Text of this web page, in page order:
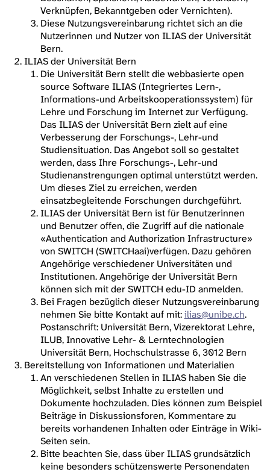
Verknüpfen, Bekanntgeben oder Vernichten).
Diese Nutzungsvereinbarung richtet sich an die
Nutzerinnen und Nutzer von ILIAS der Universität
Bern.
ILIAS der Universität Bern
Die Universität Bern stellt die webbasierte open
source Software ILIAS (Integriertes Lern-,
Informations-und Arbeitskooperationssystem) für
Lehre und Forschung im Internet zur Verfügung.
Das ILIAS der Universität Bern zielt auf eine
Verbesserung der Forschungs-, Lehr-und
Studiensituation. Das Angebot soll so gestaltet
werden, dass Ihre Forschungs-, Lehr-und
Studienanstrengungen optimal unterstützt werden.
Um dieses Ziel zu erreichen, werden
einsatzbegleitende Forschungen durchgeführt.
ILIAS der Universität Bern ist für Benutzerinnen
und Benutzer offen, die Zugriff auf die nationale
«Authentication and Authorization Infrastructure»
von SWITCH (SWITCHaai)verfügen. Dazu gehören
Angehörige verschiedener Universitäten und
Institutionen. Angehörige der Universität Bern
können sich mit der SWITCH edu-ID anmelden.
Bei Fragen bezüglich dieser Nutzungsvereinbarung
nehmen Sie bitte Kontakt auf mit:ilias@unibe.ch.
Postanschrift: Universität Bern, Vizerektorat Lehre,
ILUB, Innovative Lehr- & Lerntechnologien
Universität Bern, Hochschulstrasse 6, 3012 Bern
Bereitstellung von Informationen und Materialien
An verschiedenen Stellen in ILIAS haben Sie die
Möglichkeit, selbst Inhalte zu erstellen und
Dokumente hochzuladen. Dies können zum Beispiel
Beiträge in Diskussionsforen, Kommentare zu
bereits vorhandenen Inhalten oder Einträge in Wiki-
Seiten sein.
Bitte beachten Sie, dass über ILIAS grundsätzlich
keine besonders schützenswerte Personendaten